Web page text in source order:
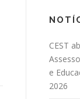
CEST
e
2026